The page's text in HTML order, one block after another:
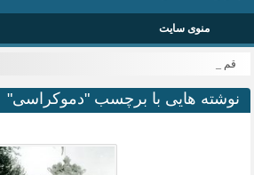
منوی سایت
قم م _
نوشته هایی با برچسب "دموکراسی"